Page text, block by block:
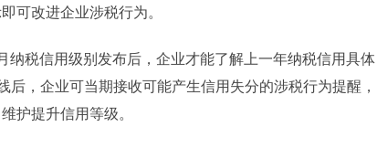
可改进企业涉税行为。
纳税信用级别发布后，企业才能了解上一年纳税信用具体
后，企业可当期接收可能产生信用失分的涉税行为提醒，
护提升信用等级。